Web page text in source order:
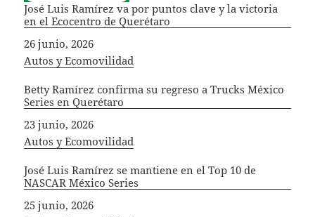
José Luis Ramírez va por puntos clave y la victoria
en el Ecocentro de Querétaro
Fecha
26 junio, 2026
In relation to
Autos y Ecomovilidad
Betty Ramírez confirma su regreso a Trucks México
Series en Querétaro
Fecha
23 junio, 2026
In relation to
Autos y Ecomovilidad
José Luis Ramírez se mantiene en el Top 10 de
NASCAR México Series
Fecha
25 junio, 2026